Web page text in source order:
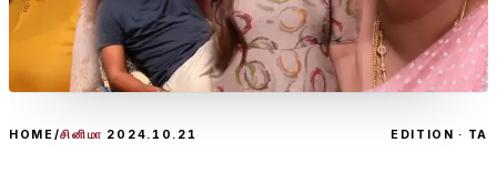
HOME/சினிமா 2024.10.21 EDITION · TA